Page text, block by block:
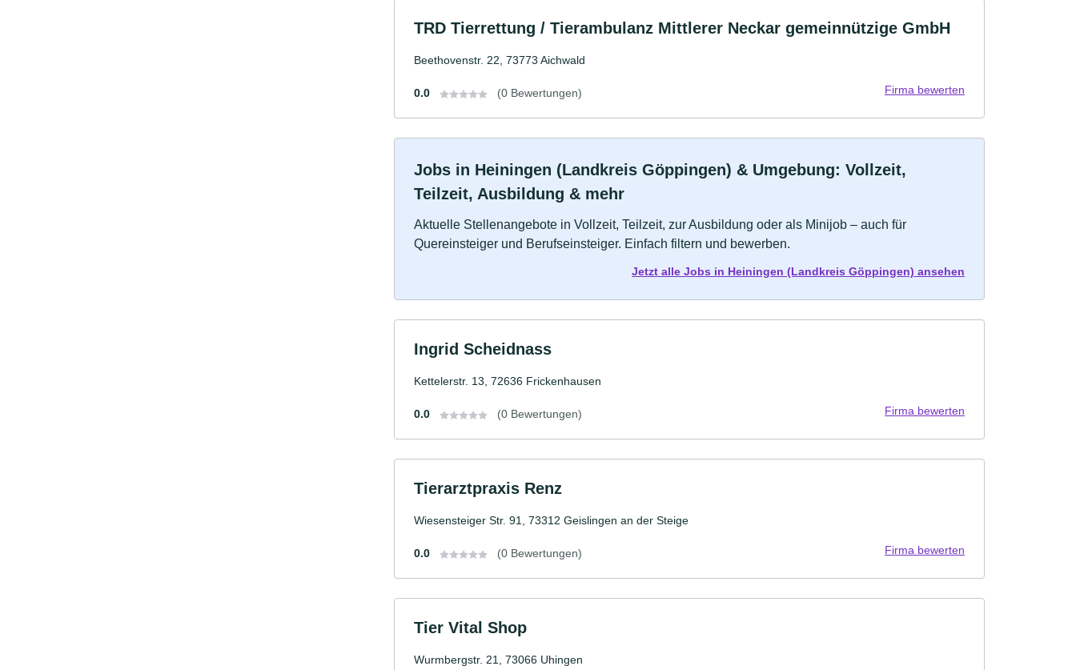
TRD Tierrettung / Tierambulanz Mittlerer Neckar gemeinnützige GmbH
Beethovenstr. 22, 73773 Aichwald
0.0 (0 Bewertungen) Firma bewerten
Jobs in Heiningen (Landkreis Göppingen) & Umgebung: Vollzeit,
Teilzeit, Ausbildung & mehr
Aktuelle Stellenangebote in Vollzeit, Teilzeit, zur Ausbildung oder als Minijob – auch für
Quereinsteiger und Berufseinsteiger. Einfach filtern und bewerben.
Jetzt alle Jobs in Heiningen (Landkreis Göppingen) ansehen
Ingrid Scheidnass
Kettelerstr. 13, 72636 Frickenhausen
0.0 (0 Bewertungen) Firma bewerten
Tierarztpraxis Renz
Wiesensteiger Str. 91, 73312 Geislingen an der Steige
0.0 (0 Bewertungen) Firma bewerten
Tier Vital Shop
Wurmbergstr. 21, 73066 Uhingen